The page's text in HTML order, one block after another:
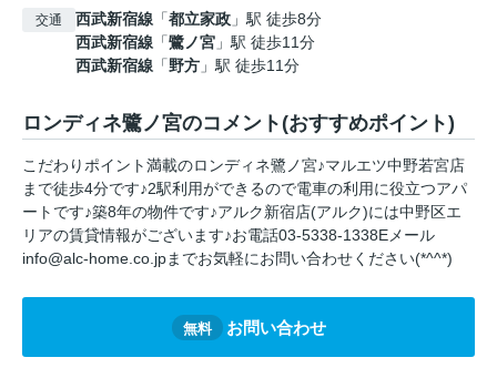
交通 西武新宿線 「都立家政 」駅 徒歩8分
西武新宿線 「鷺ノ宮 」駅 徒歩11分
西武新宿線 「野方 」駅 徒歩11分
ロンディネ鷺ノ宮のコメント(おすすめポイント)
こだわりポイント満載のロンディネ鷺ノ宮♪マルエツ中野若宮店
まで徒歩4分です♪2駅利用ができるので電車の利用に役立つアパ
ートです♪築8年の物件です♪アルク新宿店(アルク)には中野区エ
リアの賃貸情報がございます♪お電話03-5338-1338Eメール
info@alc-home.co.jpまでお気軽にお問い合わせください(*^^*)
無料 お問い合わせ